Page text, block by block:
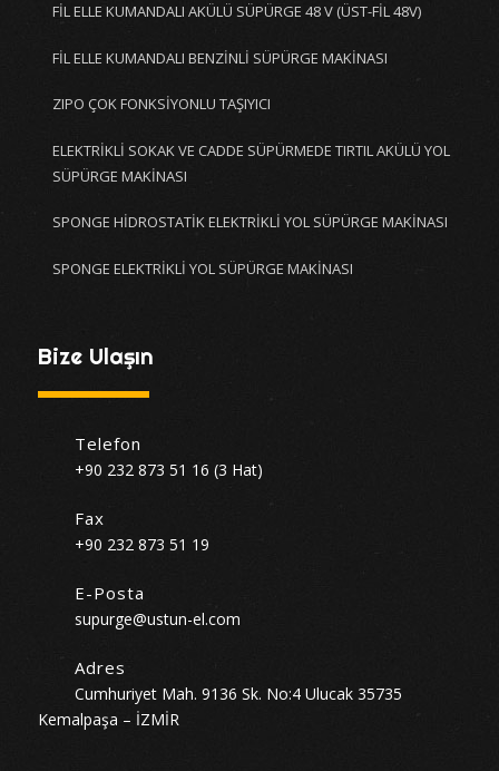
FİL ELLE KUMANDALI AKÜLÜ SÜPÜRGE 48 V (ÜST-FİL 48V)
FİL ELLE KUMANDALI BENZİNLİ SÜPÜRGE MAKİNASI
ZIPO ÇOK FONKSİYONLU TAŞIYICI
ELEKTRİKLİ SOKAK VE CADDE SÜPÜRMEDE TIRTIL AKÜLÜ YOL
SÜPÜRGE MAKİNASI
SPONGE HİDROSTATİK ELEKTRİKLİ YOL SÜPÜRGE MAKİNASI
SPONGE ELEKTRİKLİ YOL SÜPÜRGE MAKİNASI
Bize Ulaşın
Telefon
+90 232 873 51 16 (3 Hat)
Fax
+90 232 873 51 19
E-Posta
supurge@ustun-el.com
Adres
Cumhuriyet Mah. 9136 Sk. No:4 Ulucak 35735
Kemalpaşa – İZMİR